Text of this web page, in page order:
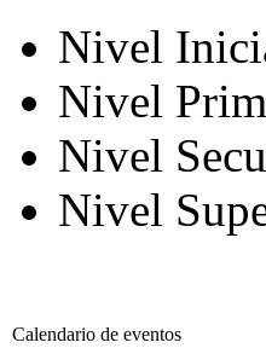
Nivel
Nivel
Nivel
Nivel
Calendario de eventos